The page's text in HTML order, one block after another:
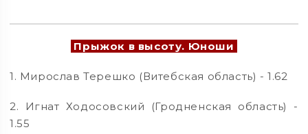
Прыжок в высоту. Юноши
1. Мирослав Терешко (Витебская область) - 1.62
2. Игнат Ходосовский (Гродненская область) -
1.55